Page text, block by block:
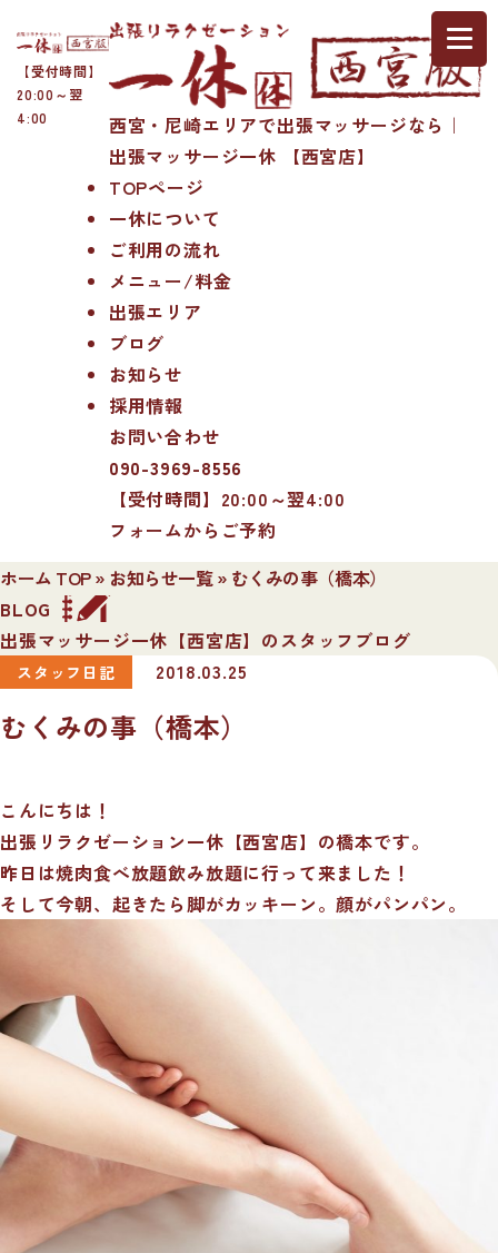
【受付時間】
20:00～翌
4:00
西宮・尼崎エリアで出張マッサージなら｜
出張マッサージ一休 【西宮店】
TOPページ
一休について
ご利用の流れ
メニュー/料金
出張エリア
ブログ
お知らせ
採用情報
お問い合わせ
090-3969-8556
【受付時間】20:00～翌4:00
フォームからご予約
ホーム TOP» お知らせ一覧» むくみの事（橋本）
BLOG
出張マッサージ一休【西宮店】のスタッフブログ
スタッフ日記 2018.03.25
むくみの事（橋本）
こんにちは！
出張リラクゼーション一休【西宮店】の橋本です。
昨日は焼肉食べ放題飲み放題に行って来ました！
そして今朝、起きたら脚がカッキーン。顔がパンパン。